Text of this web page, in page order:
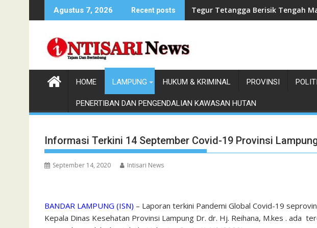
to
Agustus 7, 2026 Recent posts Tegur Tetangga Berisik Tengah
HOME LAMPUNG HUKUM & KRIMINAL PROVINSI
PENERTIBAN DAN PENGENDALIAN KAWASAN HUTAN
Informasi Terkini 14 September Covid-19 Provinsi
September 14, 2020 Intisari News
BANDAR LAMPUNG (ISN) – Laporan terkini Pandemi Global Covid-19
Kepala Dinas Kesehatan Provinsi Lampung Dr. dr. Hj. Reihana, M.kes . ada